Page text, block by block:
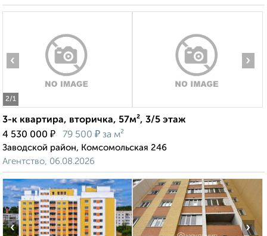
2/1
‹ ›
3-к квартира, вторичка, 57м², 3/5 этаж
4 530 000 ₽ 79 500 ₽ за м²
Заводской район, Комсомольская 246
Агентство, 06.08.2026
‹ ›